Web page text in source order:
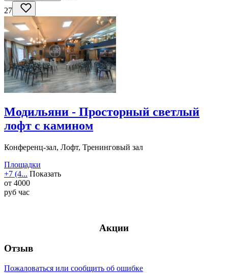
27
Модильяни - Просторный светлый
лофт с камином
Конференц-зал, Лофт, Тренинговый зал
Площадки
+7 (4... Показать
от 4000
руб час
Акции
Отзыв
Пожаловаться или сообщить об ошибке